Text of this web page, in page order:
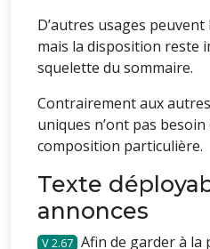
D’autres usages
mais la disposition reste
squelette du sommaire.
Contrairement aux
uniques n’ont pas
composition particulière.
Texte
annonces
2.67 Afin de garder à la